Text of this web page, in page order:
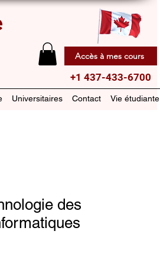
Accès à mes cours
+1 437-433-6700
Universitaires Contact Vie étudiante
des